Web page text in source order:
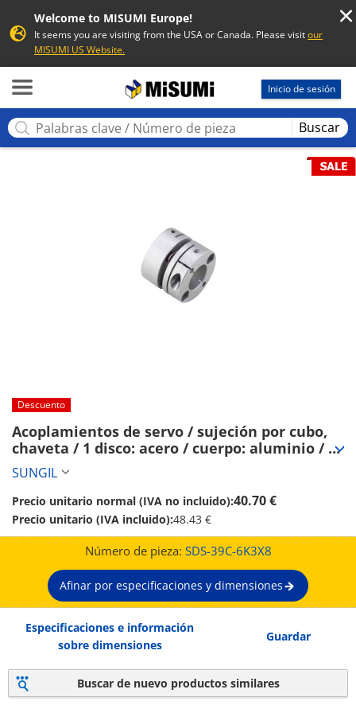
Welcome to MISUMI Europe!
It seems you are visiting from the USA or Canada. Please visitour
MISUMI US Website.
Inicio de sesión
Buscar
Descuento
Acoplamientos de servo / sujeción por cubo,
chaveta / 1 disco: acero / cuerpo: aluminio /
SDS / SUNGIL (SDS-39C-6K3X8)
SUNGIL
Precio unitario normal (IVA no incluido):40.70 €
Precio unitario (IVA incluido):48.43 €
Número de pieza: SDS-39C-6K3X8
Afinar por especificaciones y dimensiones
Especificaciones e información
sobre dimensiones
Guardar
Buscar de nuevo productos similares